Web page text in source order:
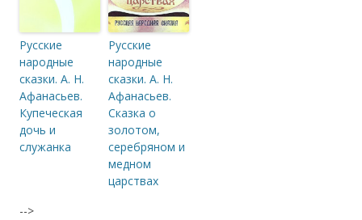
Русские
народные
сказки. А. Н.
Афанасьев.
Купеческая
дочь и
служанка
Русские
народные
сказки. А. Н.
Афанасьев.
Сказка о
золотом,
серебряном и
медном
царствах
-->